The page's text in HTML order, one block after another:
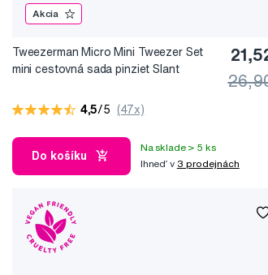
Akcia
Tweezerman Micro Mini Tweezer Set
mini cestovná sada pinziet Slant
4,5/5 (47x)
Do košíku
Na sklade > 5 ks
Ihneď v 3 prodejnách